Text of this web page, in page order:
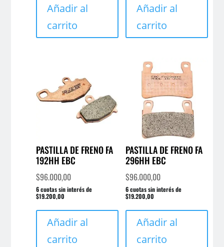
Añadir al
carrito
Añadir al
carrito
PASTILLA DE FRENO FA
192HH EBC
$96.000,00
6 cuotas sin interés de
$19.200,00
Añadir al
carrito
PASTILLA DE FRENO FA
296HH EBC
$96.000,00
6 cuotas sin interés de
$19.200,00
Añadir al
carrito